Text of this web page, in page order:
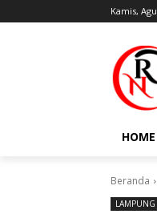
Kamis,
HOME
Beranda
LAMPUNG